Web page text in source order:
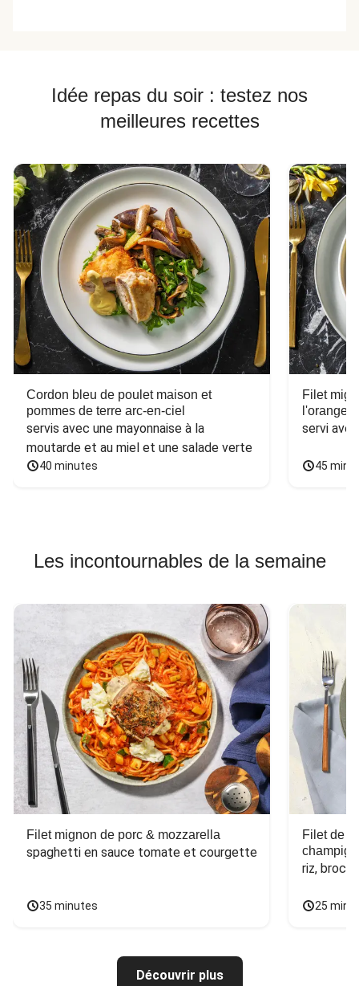
Idée repas du soir : testez nos
meilleures recettes
Cordon bleu de poulet maison et
pommes de terre arc-en-ciel
servis avec une mayonnaise à la
moutarde et au miel et une salade verte
40 minutes
Filet
l'orange
servi
45
Les incontournables de la semaine
Filet mignon de porc & mozzarella
spaghetti en sauce tomate et courgette
35 minutes
Filet de
riz,
25
Découvrir plus